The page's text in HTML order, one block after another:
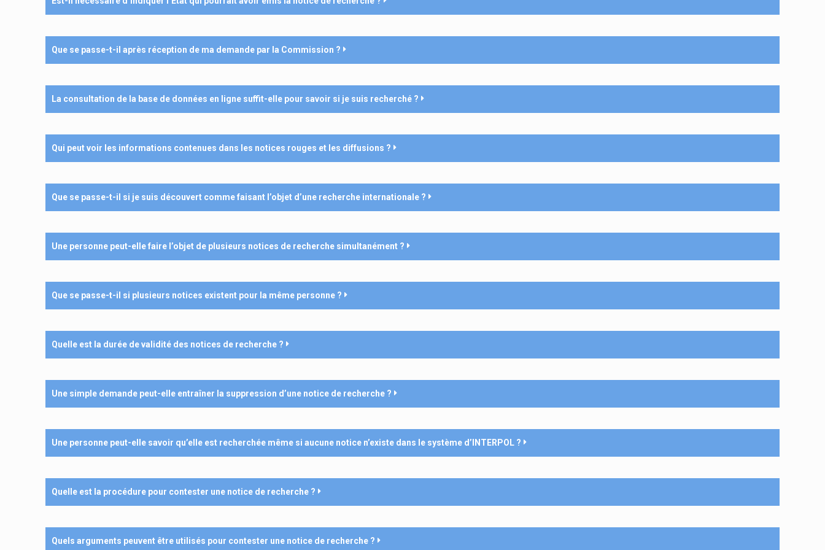
Que se passe-t-il après réception de ma demande par la Commission ?
La consultation de la base de données en ligne suffit-elle pour savoir si je suis recherché ?
Qui peut voir les informations contenues dans les notices rouges et les diffusions ?
Que se passe-t-il si je suis découvert comme faisant l’objet d’une recherche internationale ?
Une personne peut-elle faire l’objet de plusieurs notices de recherche simultanément ?
Que se passe-t-il si plusieurs notices existent pour la même personne ?
Quelle est la durée de validité des notices de recherche ?
Une simple demande peut-elle entraîner la suppression d’une notice de recherche ?
Une personne peut-elle savoir qu’elle est recherchée même si aucune notice n’existe dans le système d’INTERPOL ?
Quelle est la procédure pour contester une notice de recherche ?
Quels arguments peuvent être utilisés pour contester une notice de recherche ?